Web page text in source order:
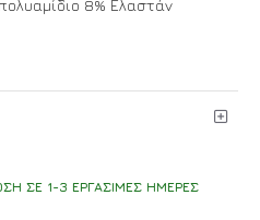
8% Ελαστάν
ΣΕ 1-3 ΕΡΓΆΣΙΜΕΣ ΗΜΈΡΕΣ